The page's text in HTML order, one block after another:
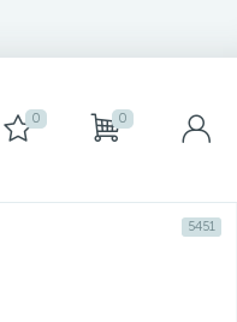
0 0
5451